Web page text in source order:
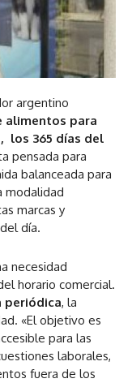
argentino
alimentos para
los 365 días del
pensada para
balanceada para
modalidad
marcas y
día.
necesidad
horario comercial.
periódica, la
«El objetivo es
para las
laborales,
fuera de los